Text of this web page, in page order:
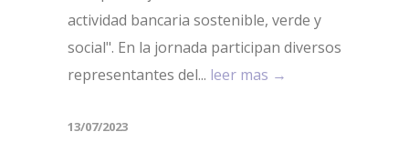
actividad bancaria sostenible, verde y
social". En la jornada participan diversos
representantes del... leer mas →
13/07/2023